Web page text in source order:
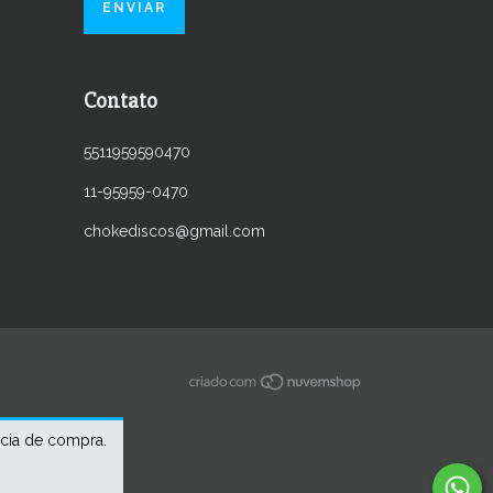
de compra.
Contato
5511959590470
11-95959-0470
chokediscos@gmail.com